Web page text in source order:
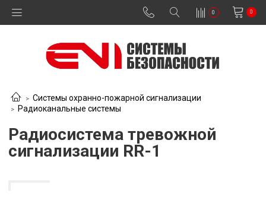
0 0
Системы охранно-пожарной сигнализации
Радиоканальные системы
Радиосистема тревожной
сигнализации RR-1